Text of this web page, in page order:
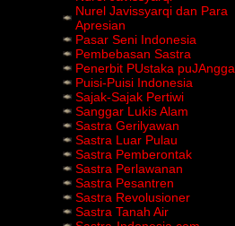
Nurel Javissyarqi dan Para
Apresian
Pasar Seni Indonesia
Pembebasan Sastra
Penerbit PUstaka puJAngga
Puisi-Puisi Indonesia
Sajak-Sajak Pertiwi
Sanggar Lukis Alam
Sastra Gerilyawan
Sastra Luar Pulau
Sastra Pemberontak
Sastra Perlawanan
Sastra Pesantren
Sastra Revolusioner
Sastra Tanah Air